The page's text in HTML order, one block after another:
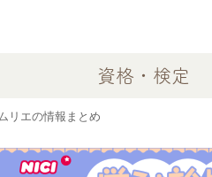
資格・検定
リエの情報まとめ